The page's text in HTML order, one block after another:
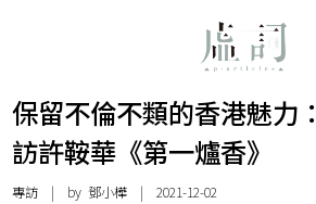
保留不倫不類的香港魅力：
訪許鞍華《第一爐香》
專訪 | by鄧小樺 | 2021-12-02